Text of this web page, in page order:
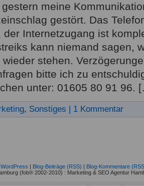
meine
gestört. Das
der Internetzugang ist
kann niemand sagen,
stehen.
bitte ich zu
unter: 01605 80 91 96.
, Sonstiges | 1 Kommentar
WordPress Blog-Beiträge (RSS)
Blog-Kommentare
(fob® 2002-2010) : Marketing & SEO Agentur